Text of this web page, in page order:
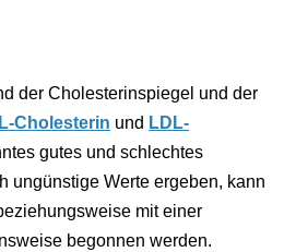
der Cholesterinspiegel und der
Cholesterin und LDL-
gutes und schlechtes
ungünstige Werte ergeben, kann
mit einer
begonnen werden.